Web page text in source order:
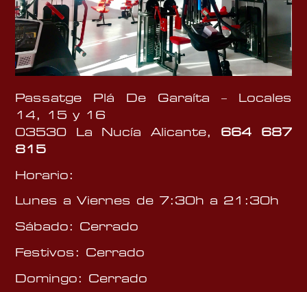
Passatge Plá De Garaíta – Locales
14, 15 y 16
03530 La Nucía Alicante, 664 687
815
Horario:
Lunes a Viernes de 7:30h a 21:30h
Sábado: Cerrado
Festivos: Cerrado
Domingo: Cerrado